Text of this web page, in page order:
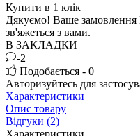
Купити в 1 клік
Дякуємо! Ваше
зв'яжеться з вами.
В ЗАКЛАДКИ
-2
Подобається - 0
Авторизуйтесь для
Характеристики
Опис товару
Відгуки (2)
Характеристики